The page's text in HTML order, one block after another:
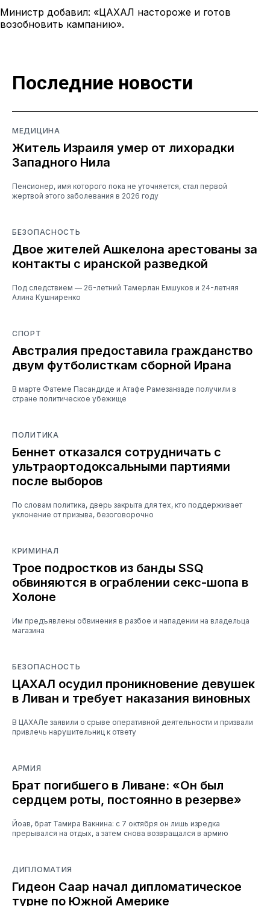
Министр добавил: «ЦАХАЛ настороже и готов
возобновить кампанию».
Последние новости
МЕДИЦИНА
Житель Израиля умер от лихорадки
Западного Нила
Пенсионер, имя которого пока не уточняется, стал первой
жертвой этого заболевания в 2026 году
БЕЗОПАСНОСТЬ
Двое жителей Ашкелона арестованы за
контакты с иранской разведкой
Под следствием — 26-летний Тамерлан Емшуков и 24-летняя
Алина Кушниренко
СПОРТ
Австралия предоставила гражданство
двум футболисткам сборной Ирана
В марте Фатеме Пасандиде и Атафе Рамезанзаде получили в
стране политическое убежище
ПОЛИТИКА
Беннет отказался сотрудничать с
ультраортодоксальными партиями
после выборов
По словам политика, дверь закрыта для тех, кто поддерживает
уклонение от призыва, безоговорочно
КРИМИНАЛ
Трое подростков из банды SSQ
обвиняются в ограблении секс-шопа в
Холоне
Им предъявлены обвинения в разбое и нападении на владельца
магазина
БЕЗОПАСНОСТЬ
ЦАХАЛ осудил проникновение девушек
в Ливан и требует наказания виновных
В ЦАХАЛе заявили о срыве оперативной деятельности и призвали
привлечь нарушительниц к ответу
АРМИЯ
Брат погибшего в Ливане: «Он был
сердцем роты, постоянно в резерве»
Йоав, брат Тамира Вакнина: с 7 октября он лишь изредка
прерывался на отдых, а затем снова возвращался в армию
ДИПЛОМАТИЯ
Гидеон Саар начал дипломатическое
турне по Южной Америке